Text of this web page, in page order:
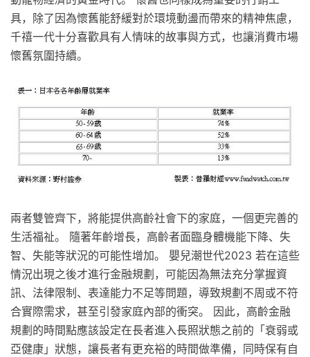
具，除了因為懷舊能舒緩對於環境動盪而帶來的精神焦慮，
千禧一代十分喜歡具有人情味的故事與方式，也讓消費市場
懷舊氛圍持續。
兩者雙管齊下，將能提供高齡社會下的家庭，一個更完善的
生活福祉。 隨著年齡增長，高齡者面臨身體機能下降、失
智、失能等狀況的可能性增加。 嬰兒潮世代2023 若在這些
情況出現之後才進行金融規劃，可能因為無法充分掌握資
訊、法律限制、表達能力不足等問題，導致規劃不周或不符
合實際需求，甚至引發家庭內部的衝突。 因此，高齡金融
規劃的時間點應該設定在長者進入長照狀態之前的「衰弱或
亞健康」狀態，讓長者有更充裕的時間做準備，同時保有自